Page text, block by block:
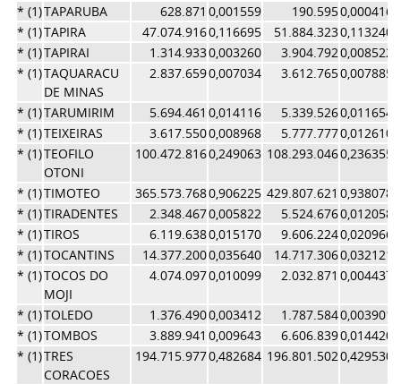
* (1)TAPARUBA 628.871 0,001559 190.5950,000416
* (1)TAPIRA 47.074.9160,116695 51.884.3230,113240
* (1)TAPIRAI 1.314.9330,003260 3.904.7920,008522
* (1)TAQUARACU
DE MINAS
2.837.6590,007034 3.612.7650,007885
* (1)TARUMIRIM 5.694.461 0,014116 5.339.5260,011654
* (1)TEIXEIRAS 3.617.5500,008968 5.777.7770,012610
* (1)TEOFILO
OTONI
100.472.8160,249063 108.293.0460,236355
* (1)TIMOTEO 365.573.7680,906225 429.807.621 0,938078
* (1)TIRADENTES 2.348.4670,005822 5.524.6760,012058
* (1)TIROS 6.119.6380,015170 9.606.2240,020966
* (1)TOCANTINS 14.377.2000,035640 14.717.3060,032121
* (1)TOCOS DO
MOJI
4.074.0970,010099 2.032.871 0,004437
* (1)TOLEDO 1.376.4900,003412 1.787.5840,003901
* (1)TOMBOS 3.889.941 0,009643 6.606.8390,014420
* (1)TRES
CORACOES
194.715.9770,482684 196.801.5020,429530